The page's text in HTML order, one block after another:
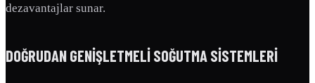
dezavantajlar sunar.
DOĞRUDAN GENIŞLETMELI SOĞUTMA SISTEMLERI